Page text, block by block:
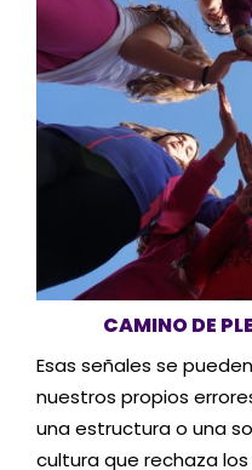
CAMINO DE
Esas señales se
nuestros propios
una estructura o una
cultura que rechaza